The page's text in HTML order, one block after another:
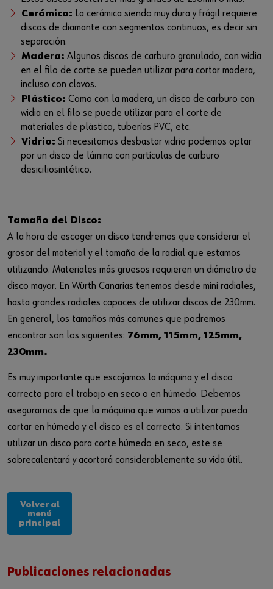
Cerámica: La cerámica siendo muy dura y frágil requiere
discos de diamante con segmentos continuos, es decir sin
separación.
Madera: Algunos discos de carburo granulado, con widia
en el filo de corte se pueden utilizar para cortar madera,
incluso con clavos.
Plástico: Como con la madera, un disco de carburo con
widia en el filo se puede utilizar para el corte de
materiales de plástico, tuberías PVC, etc.
Vidrio: Si necesitamos desbastar vidrio podemos optar
por un disco de lámina con partículas de carburo
desiciliosintético.
Tamaño del Disco:
A la hora de escoger un disco tendremos que considerar el
grosor del material y el tamaño de la radial que estamos
utilizando. Materiales más gruesos requieren un diámetro de
disco mayor. En Würth Canarias tenemos desde mini radiales,
hasta grandes radiales capaces de utilizar discos de 230mm.
En general, los tamaños más comunes que podremos
encontrar son los siguientes: 76mm, 115mm, 125mm,
230mm.
Es muy importante que escojamos la máquina y el disco
correcto para el trabajo en seco o en húmedo. Debemos
asegurarnos de que la máquina que vamos a utilizar pueda
cortar en húmedo y el disco es el correcto. Si intentamos
utilizar un disco para corte húmedo en seco, este se
sobrecalentará y acortará considerablemente su vida útil.
Volver al
menú
principal
Publicaciones relacionadas